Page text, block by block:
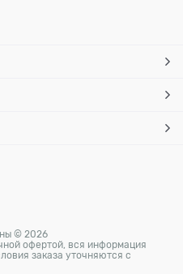
© 2026
офертой, вся информация
заказа уточняются с